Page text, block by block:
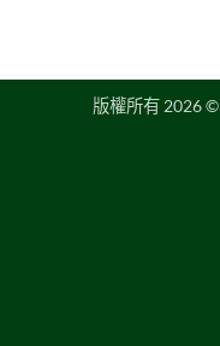
版權所有 2026 ©